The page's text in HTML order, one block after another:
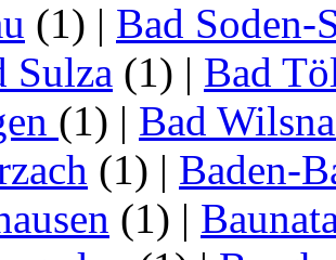
(1) | Bad Soden-
Sulza (1) | Bad
(1) | Bad
(1) | Baden-
(1) |